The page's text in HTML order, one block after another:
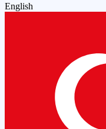
English